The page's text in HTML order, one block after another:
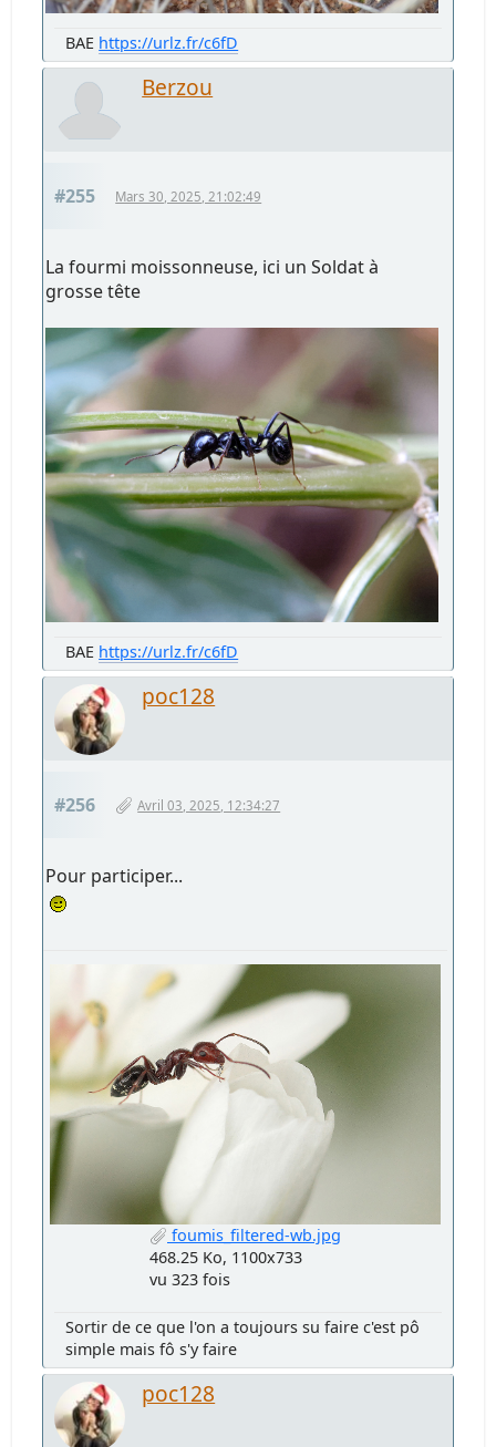
BAE https://urlz.fr/c6fD
Berzou
#255 Mars 30, 2025, 21:02:49
La fourmi moissonneuse, ici un Soldat à
grosse tête
BAE https://urlz.fr/c6fD
poc128
#256 Avril 03, 2025, 12:34:27
Pour participer...
foumis_filtered-wb.jpg
468.25 Ko, 1100x733
vu 323 fois
Sortir de ce que l'on a toujours su faire c'est pô
simple mais fô s'y faire
poc128